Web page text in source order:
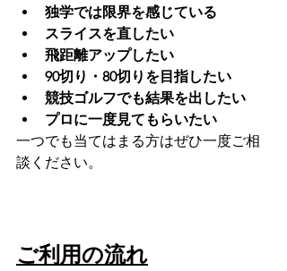
独学では限界を感じている
スライスを直したい
飛距離アップしたい
90切り・80切りを目指したい
競技ゴルフでも結果を出したい
プロに一度見てもらいたい
一つでも当てはまる方はぜひ一度ご相
談ください。
ご利用の流れ